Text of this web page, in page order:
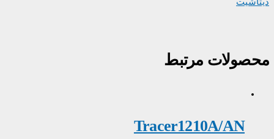
محصولات مرتبط
Tracer1210A/AN